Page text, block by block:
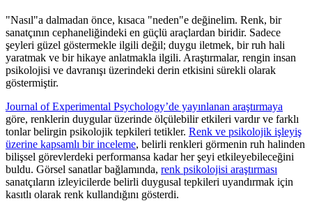
"Nasıl"a dalmadan önce, kısaca "neden"e değinelim. Renk, bir
sanatçının cephaneliğindeki en güçlü araçlardan biridir. Sadece
şeyleri güzel göstermekle ilgili değil; duygu iletmek, bir ruh hali
yaratmak ve bir hikaye anlatmakla ilgili. Araştırmalar, rengin insan
psikolojisi ve davranışı üzerindeki derin etkisini sürekli olarak
göstermiştir.
Journal of Experimental Psychology’de yayınlanan araştırmaya
göre, renklerin duygular üzerinde ölçülebilir etkileri vardır ve farklı
tonlar belirgin psikolojik tepkileri tetikler. Renk ve psikolojik işleyiş
üzerine kapsamlı bir inceleme, belirli renkleri görmenin ruh halinden
bilişsel görevlerdeki performansa kadar her şeyi etkileyebileceğini
buldu. Görsel sanatlar bağlamında, renk psikolojisi araştırması
sanatçıların izleyicilerde belirli duygusal tepkileri uyandırmak için
kasıtlı olarak renk kullandığını gösterdi.